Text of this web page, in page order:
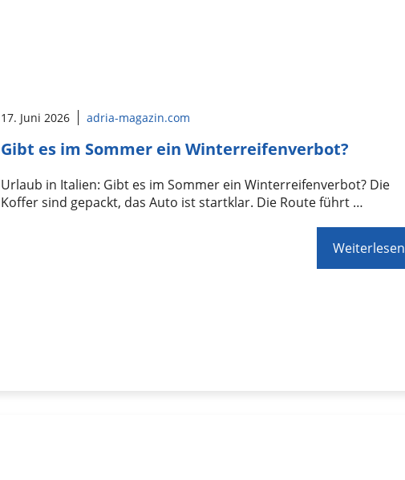
17. Juni 2026 adria-magazin.com
Gibt es im Sommer ein Winterreifenverbot?
Urlaub in Italien: Gibt es im Sommer ein Winterreifenverbot? Die
Koffer sind gepackt, das Auto ist startklar. Die Route führt …
Weiterlesen